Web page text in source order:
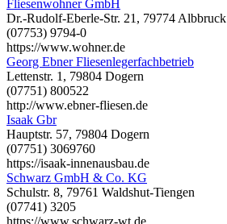
Fliesenwohner GmbH
Dr.-Rudolf-Eberle-Str. 21, 79774 Albbruck
(07753) 9794-0
https://www.wohner.de
Georg Ebner Fliesenlegerfachbetrieb
Lettenstr. 1, 79804 Dogern
(07751) 800522
http://www.ebner-fliesen.de
Isaak Gbr
Hauptstr. 57, 79804 Dogern
(07751) 3069760
https://isaak-innenausbau.de
Schwarz GmbH & Co. KG
Schulstr. 8, 79761 Waldshut-Tiengen
(07741) 3205
https://www.schwarz-wt.de